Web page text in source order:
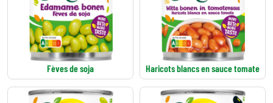
Fèves de soja Haricots blancs en sauce tomate